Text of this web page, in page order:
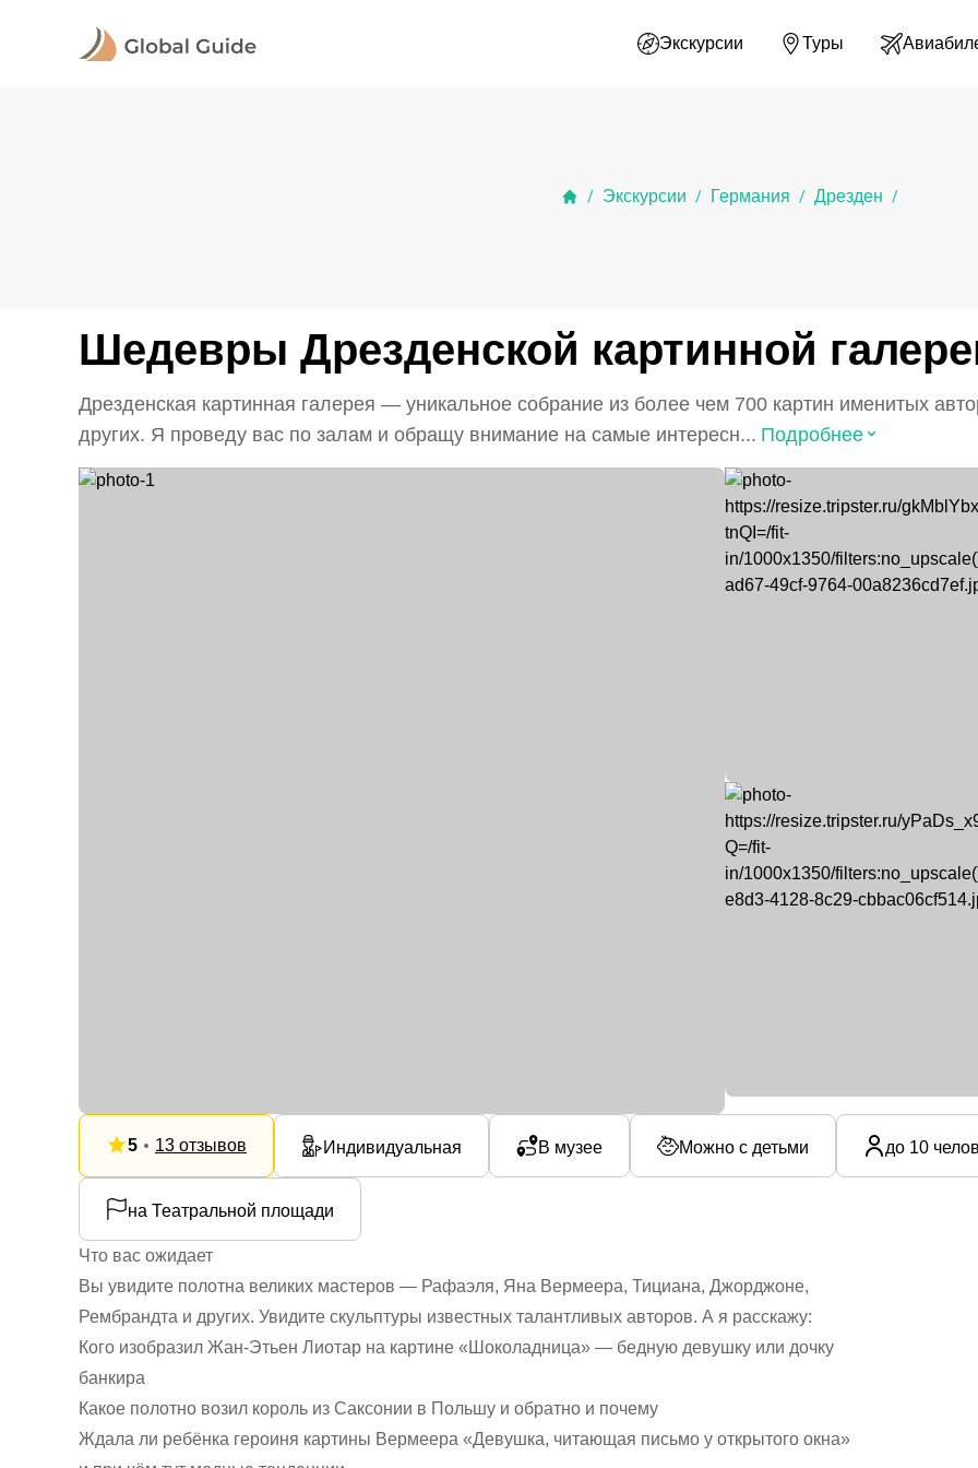
Экскурсии Туры
/ Экскурсии / Германия / Дрезден /
Шедевры Дрезденской картинной
Дрезденская картинная галерея — уникальное собрание из более чем 700 картин именитых
других. Я проведу вас по залам и обращу внимание на самые интересн... Подробнее⌃
5 13 отзывов Индивидуальная В музее Можно с детьми до 10
на Театральной площади
Что вас ожидает
Вы увидите полотна великих мастеров — Рафаэля, Яна Вермеера, Тициана, Джорджоне,
Рембрандта и других. Увидите скульптуры известных талантливых авторов. А я расскажу:
Кого изобразил Жан-Этьен Лиотар на картине «Шоколадница» — бедную девушку или дочку
банкира
Какое полотно возил король из Саксонии в Польшу и обратно и почему
Ждала ли ребёнка героиня картины Вермеера «Девушка, читающая письмо у открытого окна»